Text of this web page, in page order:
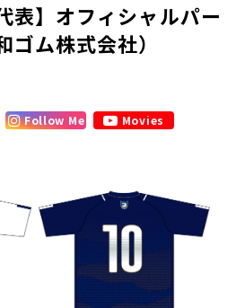
表】オフィシャルパー
ゴム株式会社）
Follow Me Movies